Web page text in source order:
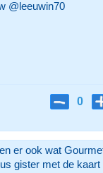
@leeuwin70
0
er ook wat
gister met de